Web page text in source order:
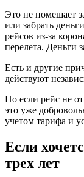
Это не помешает
или забрать
рейсов из-за
перелета. Деньги
Есть и другие
действуют
Но если рейс не
это уже
учетом тарифа и
Если
трех лет